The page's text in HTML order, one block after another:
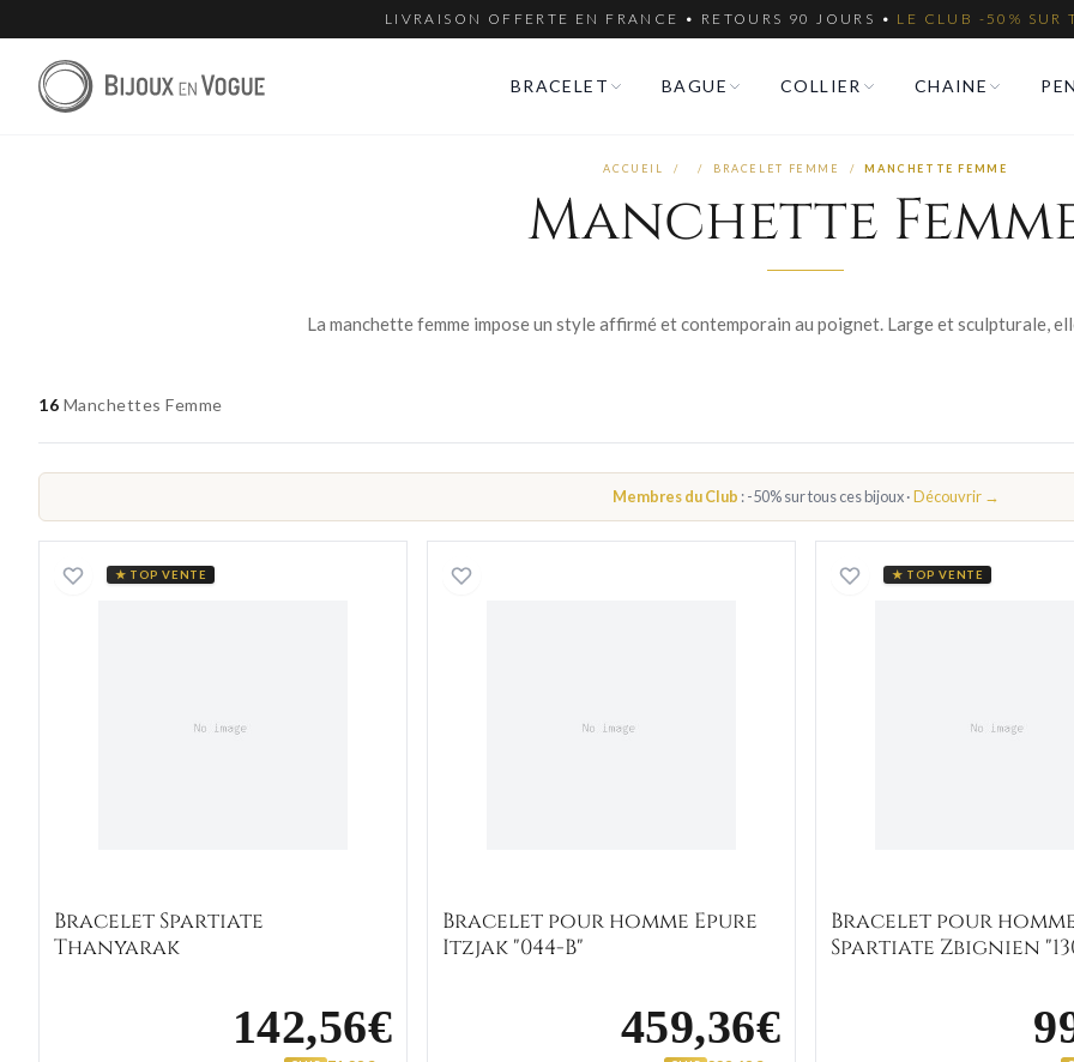
LIVRAISON OFFERTE EN FRANCE • RETOURS 90 JOURS • LE CLUB -50% SUR
BRACELET BAGUE COLLIER CHAINE
ACCUEIL / / BRACELET FEMME / MANCHETTE FEMME
Manchette
16 Manchettes Femme
Membres du Club : -50% sur tous ces bijoux ·Découvrir →
★ TOP VENTE Bracelet Spartiate Thanyarak
Bracelet Spartiate
Thanyarak
142,56€
Bracelet pour homme Epure Itzjak "044-B"
Bracelet pour homme Epure
Itzjak "044-B"
459,36€
★ TOP VENTE
Bracelet pour
Spartiate Zbignien